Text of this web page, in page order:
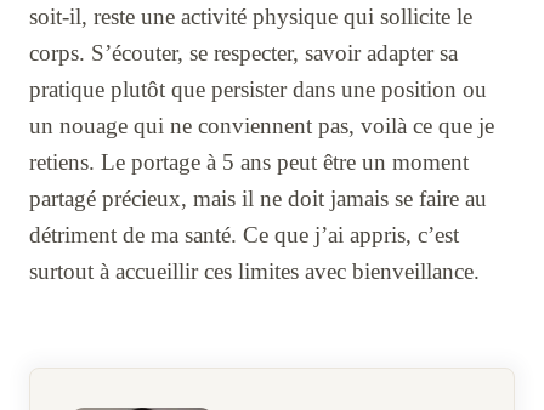
soit-il, reste une activité physique qui sollicite le
corps. S’écouter, se respecter, savoir adapter sa
pratique plutôt que persister dans une position ou
un nouage qui ne conviennent pas, voilà ce que je
retiens. Le portage à 5 ans peut être un moment
partagé précieux, mais il ne doit jamais se faire au
détriment de ma santé. Ce que j’ai appris, c’est
surtout à accueillir ces limites avec bienveillance.